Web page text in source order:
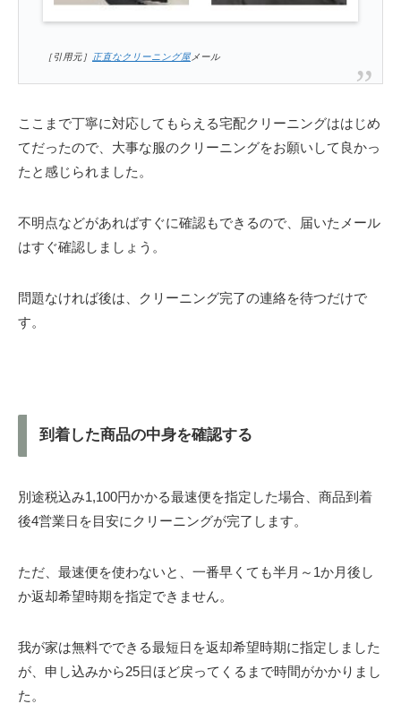
［引用元］ 正直なクリーニング屋メール
ここまで丁寧に対応してもらえる宅配クリーニングははじめ
てだったので、大事な服のクリーニングをお願いして良かっ
たと感じられました。
不明点などがあればすぐに確認もできるので、届いたメール
はすぐ確認しましょう。
問題なければ後は、クリーニング完了の連絡を待つだけで
す。
到着した商品の中身を確認する
別途税込み1,100円かかる最速便を指定した場合、商品到着
後4営業日を目安にクリーニングが完了します。
ただ、最速便を使わないと、一番早くても半月～1か月後し
か返却希望時期を指定できません。
我が家は無料でできる最短日を返却希望時期に指定しました
が、申し込みから25日ほど戻ってくるまで時間がかかりまし
た。